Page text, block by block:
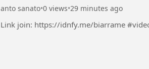
anto sanato•0 views•29 minutes ago
Link join: